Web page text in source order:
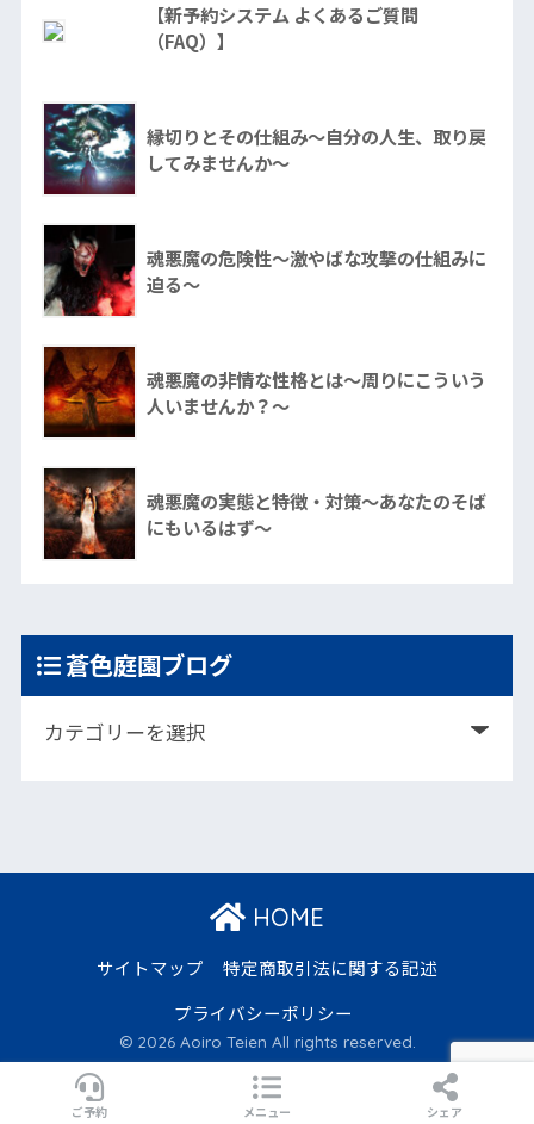
【新予約システム よくあるご質問
（FAQ）】
縁切りとその仕組み～自分の人生、取り戻
してみませんか～
魂悪魔の危険性～激やばな攻撃の仕組みに
迫る～
魂悪魔の非情な性格とは～周りにこういう
人いませんか？～
魂悪魔の実態と特徴・対策～あなたのそば
にもいるはず～
蒼色庭園ブログ
HOME
サイトマップ
特定商取引法に関する記述
プライバシーポリシー
© 2026 Aoiro Teien All rights reserved.
ご予約 メニュー シェア